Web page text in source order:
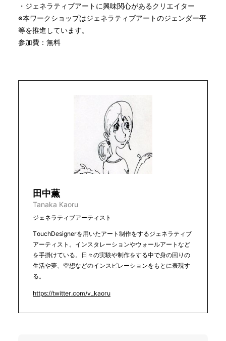
・ジェネラティブアートに興味関心があるクリエイター
※本ワークショップはジェネラティブアートのジェンダー平
等を推進しています。
参加費：無料
田中薫
Tanaka Kaoru
ジェネラティブアーティスト
TouchDesignerを用いたアート制作をするジェネラティブ
アーティスト。インスタレーションやウォールアートなど
を手掛けている。日々の実験や制作をする中で身の回りの
生活や夢、空想などのインスピレーションをもとに表現す
る。
https://twitter.com/v_kaoru